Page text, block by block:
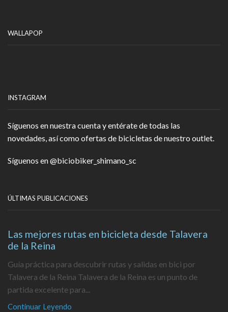
WALLAPOP
INSTAGRAM
Síguenos en nuestra cuenta y entérate de todas las
novedades, así como ofertas de bicicletas de nuestro outlet.
Síguenos en@biciobiker_shimano_sc
ÚLTIMAS PUBLICACIONES
Las mejores rutas en bicicleta desde Talavera
de la Reina
Guía práctica para descubrir rutas y salidas en bici por
Talavera de la Reina Talavera de la Reina es un punto de
partida excelente para...
Continuar Leyendo